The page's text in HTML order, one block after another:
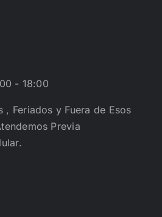
- 18:00
, Feriados y Fuera de Esos
Previa